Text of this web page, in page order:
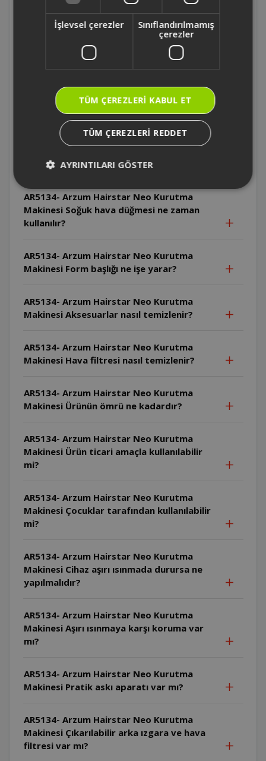
AR5134- Arzum Hairstar Neo Kurutma
Makinesi Cihaz pratik askı halkası ile nasıl
Makinesi Cihazın kablosu nasıl
saklanmalıdır?
AR5134- Arzum Hairstar Neo Kurutma
ısı ayarında kullanılabilir?
AR5134- Arzum Hairstar Neo Kurutma
Makinesi Soğuk hava düğmesi ne zaman
kullanılır?
AR5134- Arzum Hairstar Neo Kurutma
Makinesi Form başlığı ne işe yarar?
AR5134- Arzum Hairstar Neo Kurutma
Makinesi Aksesuarlar nasıl temizlenir?
AR5134- Arzum Hairstar Neo Kurutma
Makinesi Hava filtresi nasıl temizlenir?
AR5134- Arzum Hairstar Neo Kurutma
Makinesi Ürünün ömrü ne kadardır?
AR5134- Arzum Hairstar Neo Kurutma
Makinesi Ürün ticari amaçla kullanılabilir
mi?
AR5134- Arzum Hairstar Neo Kurutma
Makinesi Çocuklar tarafından kullanılabilir
mi?
AR5134- Arzum Hairstar Neo Kurutma
Makinesi Cihaz aşırı ısınmada durursa ne
yapılmalıdır?
AR5134- Arzum Hairstar Neo Kurutma
Makinesi Aşırı ısınmaya karşı koruma var
mı?
AR5134- Arzum Hairstar Neo Kurutma
Makinesi Pratik askı aparatı var mı?
AR5134- Arzum Hairstar Neo Kurutma
Makinesi Çıkarılabilir arka ızgara ve hava
filtresi var mı?
İşlevsel çerezler
Sınıflandırılmamış
çerezler
TÜM ÇEREZLERI KABUL ET
TÜM ÇEREZLERI REDDET
AYRINTILARI GÖSTER